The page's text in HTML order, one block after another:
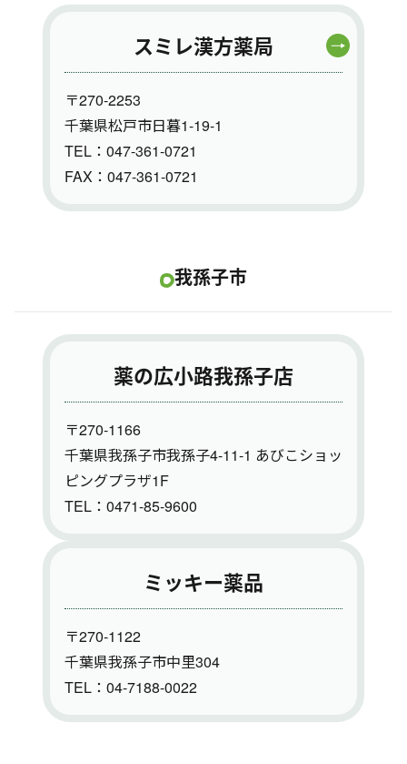
スミレ漢方薬局
〒270-2253
千葉県松戸市日暮1-19-1
TEL：047-361-0721
FAX：047-361-0721
我孫子市
薬の広小路我孫子店
〒270-1166
千葉県我孫子市我孫子4-11-1 あびこショッ
ピングプラザ1F
TEL：0471-85-9600
ミッキー薬品
〒270-1122
千葉県我孫子市中里304
TEL：04-7188-0022